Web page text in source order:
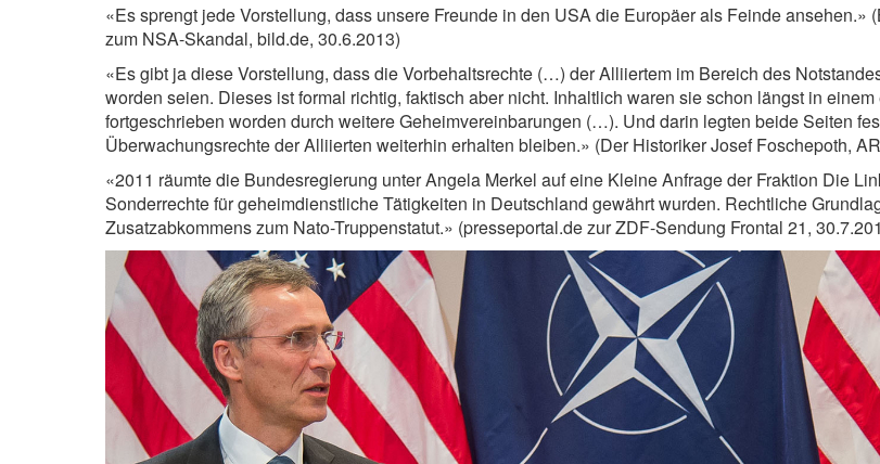
«Es sprengt jede Vorstellung, dass unsere Freunde in den USA die Europäer als Feinde
zum NSA-Skandal, bild.de, 30.6.2013)
«Es gibt ja diese Vorstellung, dass die Vorbehaltsrechte (…) der Alliiertem im Bereich des
worden seien. Dieses ist formal richtig, faktisch aber nicht. Inhaltlich waren sie schon längst in
fortgeschrieben worden durch weitere Geheimvereinbarungen (…). Und darin legten beide Seiten
Überwachungsrechte der Alliierten weiterhin erhalten bleiben.» (Der Historiker Josef Foschepoth,
«2011 räumte die Bundesregierung unter Angela Merkel auf eine Kleine Anfrage der Fraktion Die
Sonderrechte für geheimdienstliche Tätigkeiten in Deutschland gewährt wurden. Rechtliche
Zusatzabkommens zum Nato-Truppenstatut.» (presseportal.de zur ZDF-Sendung Frontal 21,